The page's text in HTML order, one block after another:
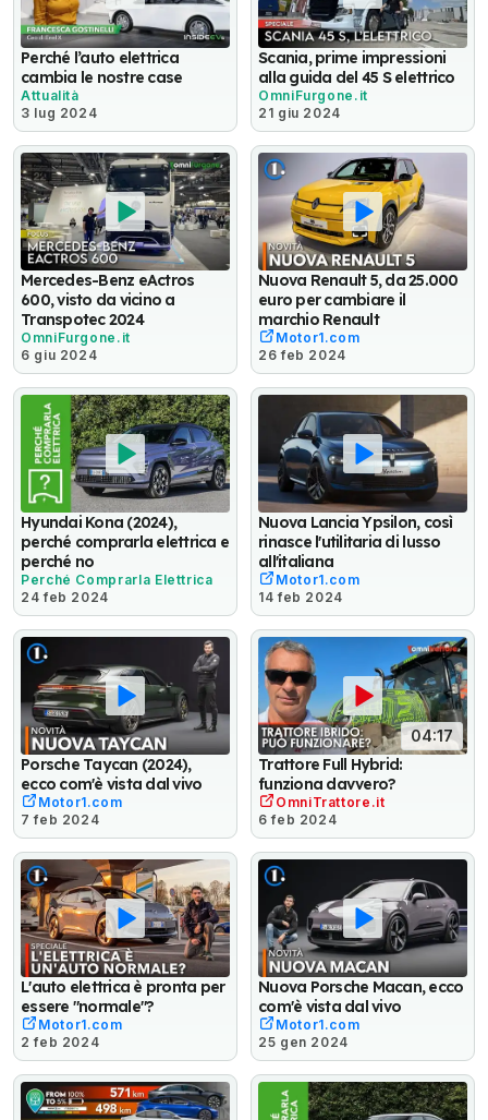
Perché l’auto elettrica
cambia le nostre case
Attualità
3 lug 2024
Scania, prime impressioni
alla guida del 45 S elettrico
OmniFurgone.it
21 giu 2024
Mercedes-Benz eActros
600, visto da vicino a
Transpotec 2024
OmniFurgone.it
6 giu 2024
Nuova Renault 5, da 25.000
euro per cambiare il
marchio Renault
Motor1.com
26 feb 2024
Hyundai Kona (2024),
perché comprarla elettrica e
perché no
Perché Comprarla Elettrica
24 feb 2024
Nuova Lancia Ypsilon, così
rinasce l'utilitaria di lusso
all'italiana
Motor1.com
14 feb 2024
Porsche Taycan (2024),
ecco com'è vista dal vivo
Motor1.com
7 feb 2024
04:17
Trattore Full Hybrid:
funziona davvero?
OmniTrattore.it
6 feb 2024
L'auto elettrica è pronta per
essere "normale"?
Motor1.com
2 feb 2024
Nuova Porsche Macan, ecco
com'è vista dal vivo
Motor1.com
25 gen 2024